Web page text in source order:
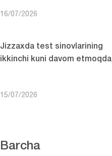
16/07/2026
Jizzaxda test sinovlarining
ikkinchi kuni davom etmoqda
15/07/2026
Barcha